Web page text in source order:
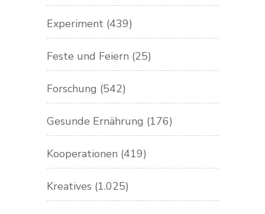
Experiment (439)
Feste und Feiern (25)
Forschung (542)
Gesunde Ernährung (176)
Kooperationen (419)
Kreatives (1.025)